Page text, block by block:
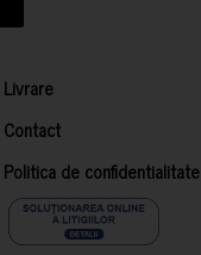
Livrare
Contact
Politica de confidentialitate